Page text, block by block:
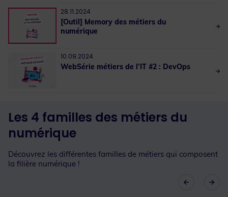
28.11.2024
[Outil] Memory des métiers du
numérique
10.09.2024
WebSérie métiers de l’IT #2 : DevOps
Les 4 familles des métiers du
numérique
Découvrez les différentes familles de métiers qui composent
la filière numérique !